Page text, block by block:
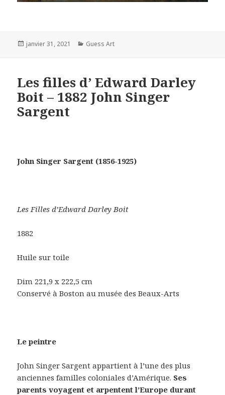
Posted
janvier 31, 2021 Categories
Guess Art
Les filles d’ Edward Darley
Boit – 1882 John Singer
Sargent
John Singer Sargent (1856-1925)
Les Filles d’Edward Darley Boit
1882
Huile sur toile
Dim 221,9 x 222,5 cm
Conservé à Boston au musée des Beaux-Arts
Le peintre
John Singer Sargent appartient à l’une des plus
anciennes familles coloniales d’Amérique. Ses
parents voyagent et arpentent l’Europe durant